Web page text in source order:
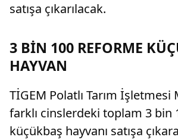
satışa çıkarılacak.
3 BİN 100 REFORME
HAYVAN
TİGEM Polatlı Tarım
farklı cinslerdeki toplam 3 bin
küçükbaş hayvanı satışa